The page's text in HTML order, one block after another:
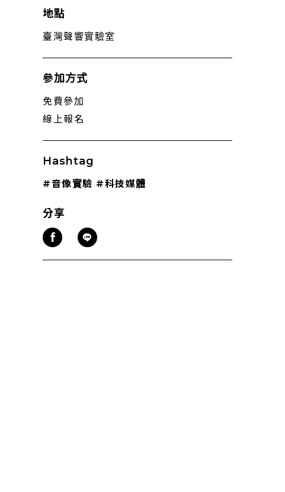
地點
臺灣聲響實驗室
參加方式
免費參加
線上報名
Hashtag
#音像實驗 #科技媒體
分享